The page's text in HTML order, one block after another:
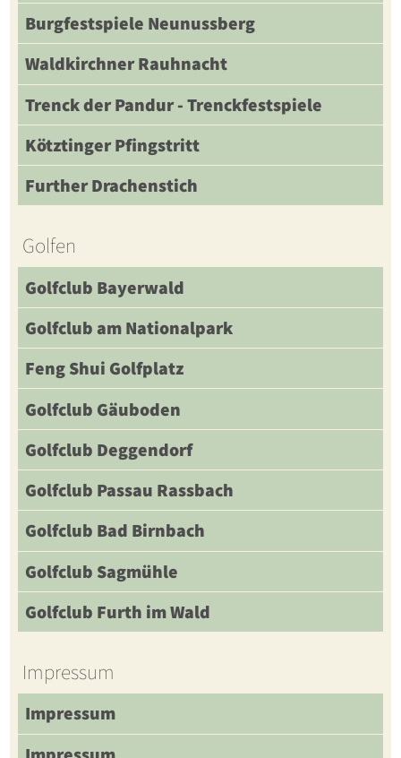
Burgfestspiele Neunussberg
Waldkirchner Rauhnacht
Trenck der Pandur - Trenckfestspiele
Kötztinger Pfingstritt
Further Drachenstich
Golfen
Golfclub Bayerwald
Golfclub am Nationalpark
Feng Shui Golfplatz
Golfclub Gäuboden
Golfclub Deggendorf
Golfclub Passau Rassbach
Golfclub Bad Birnbach
Golfclub Sagmühle
Golfclub Furth im Wald
Impressum
Impressum